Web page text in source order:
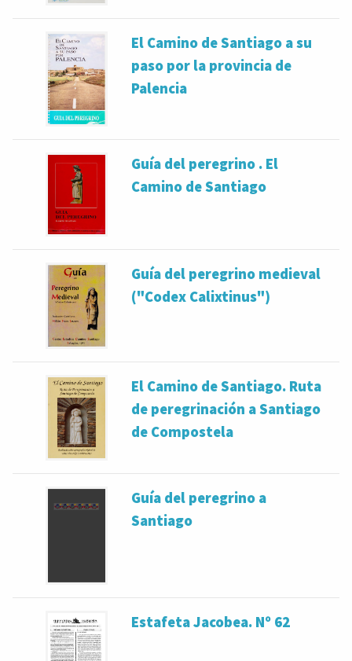
El Camino de Santiago a su
paso por la provincia de
Palencia
Guía del peregrino . El
Camino de Santiago
Guía del peregrino medieval
("Codex Calixtinus")
El Camino de Santiago. Ruta
de peregrinación a Santiago
de Compostela
Guía del peregrino a
Santiago
Estafeta Jacobea. Nº 62